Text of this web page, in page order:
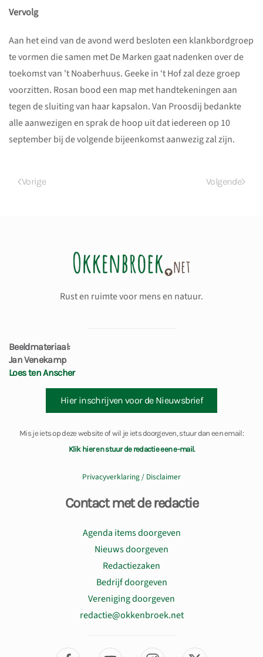
Vervolg
Aan het eind van de avond werd besloten een klankbordgroep
te vormen die samen met De Marken gaat nadenken over de
toekomst van 't Noaberhuus. Geeke in ‘t Hof zal deze groep
voorzitten. Rosan bood een map met handtekeningen aan
tegen de sluiting van haar kapsalon. Van Proosdij bedankte
alle aanwezigen en sprak de hoop uit dat iedereen op 10
september bij de volgende bijeenkomst aanwezig zal zijn.
Vorige Volgende
Rust en ruimte voor mens en natuur.
Beeldmateriaal:
Jan Venekamp
Loes ten Anscher
Hier inschrijven voor de Nieuwsbrief
Mis je iets op deze website of wil je iets doorgeven, stuur dan een email:
Klik hier en stuur de redactie een e-mail.
Privacyverklaring / Disclaimer
Contact met de redactie
Agenda items doorgeven
Nieuws doorgeven
Redactiezaken
Bedrijf doorgeven
Vereniging doorgeven
redactie@okkenbroek.net